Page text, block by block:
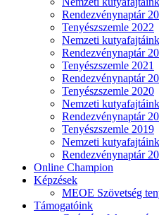
Rendezvénynaptár
Tenyészszemle 2022
Nemzeti
Rendezvénynaptár
Tenyészszemle 2021
Rendezvénynaptár
Tenyészszemle 2020
Nemzeti
Rendezvénynaptár
Tenyészszemle 2019
Nemzeti
Rendezvénynaptár
Online Champion
Képzések
MEOE Szövetség
Támogatóink